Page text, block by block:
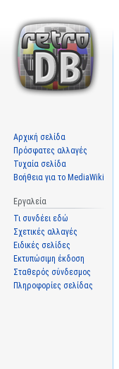
Αρχική σελίδα
Πρόσφατες αλλαγές
Τυχαία σελίδα
Βοήθεια για το MediaWiki
Εργαλεία
Τι συνδέει εδώ
Σχετικές αλλαγές
Ειδικές σελίδες
Εκτυπώσιμη έκδοση
Σταθερός σύνδεσμος
Πληροφορίες σελίδας